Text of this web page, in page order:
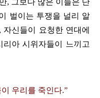
, 그보다 많은 이들은 단
벌이는 투쟁을 널리 알
, 자신들이 요청한 연대에
아 시위자들이 느끼고
우리를 죽인다.”